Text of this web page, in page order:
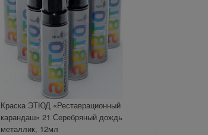
Краска ЭТЮД «Реставрационный
карандаш» 21 Серебряный дождь
металлик, 12мл